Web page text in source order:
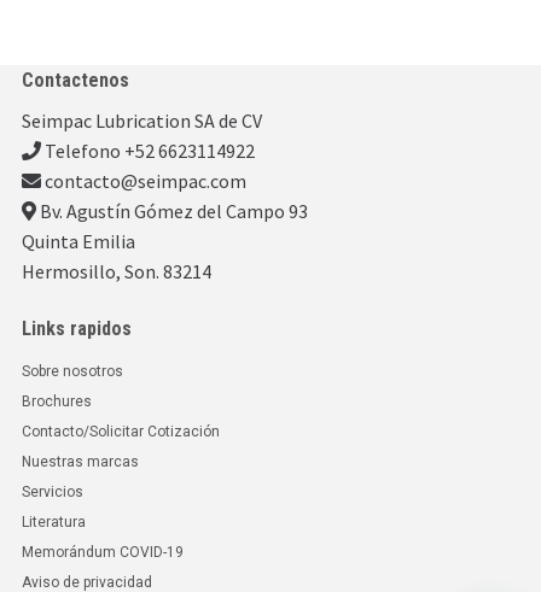
Contactenos
Seimpac Lubrication SA de CV
Telefono +52 6623114922
contacto@seimpac.com
Bv. Agustín Gómez del Campo 93
Quinta Emilia
Hermosillo, Son. 83214
Links rapidos
Sobre nosotros
Brochures
Contacto/Solicitar Cotización
Nuestras marcas
Servicios
Literatura
Memorándum COVID-19
Aviso de privacidad